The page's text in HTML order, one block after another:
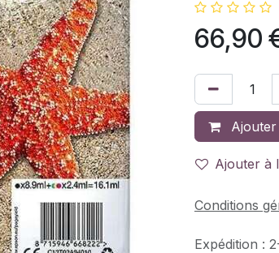
66,90
Ajouter à
Conditions
Expédition :